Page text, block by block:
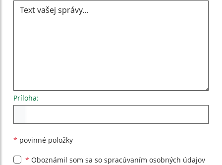
Príloha:
* povinné položky
* Oboznámil som sa so spracúvaním osobných údajov